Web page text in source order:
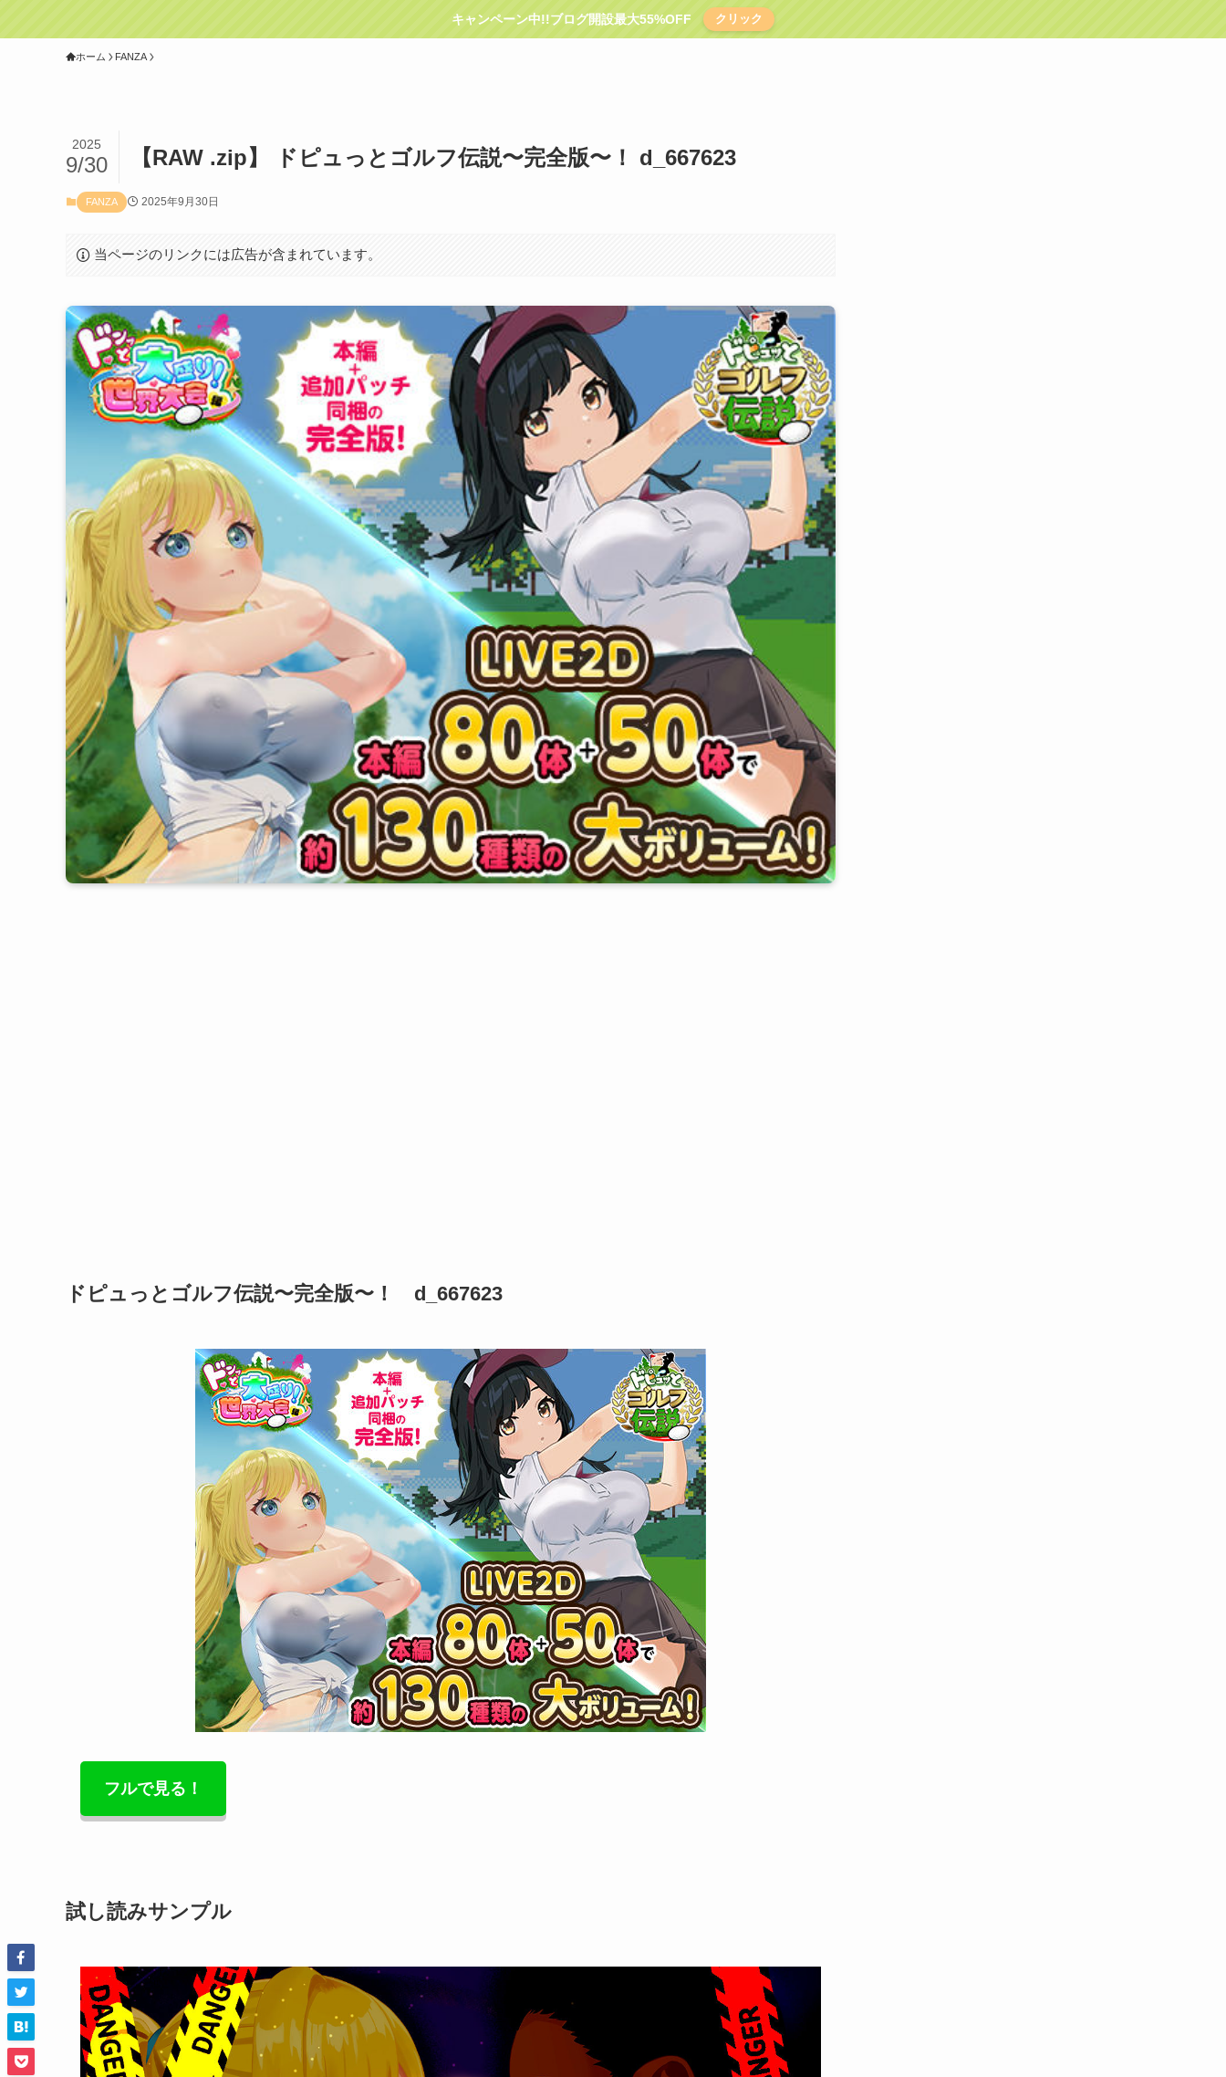
キャンペーン中!!ブログ開設最大55%OFF クリック
ホーム FANZA
【RAW .zip】 ドピュっとゴルフ伝説〜完全版〜！ d_667623
2025
9/30
FANZA 2025年9月30日
当ページのリンクには広告が含まれています。
ドピュっとゴルフ伝説〜完全版〜！ d_667623
フルで見る！
試し読みサンプル